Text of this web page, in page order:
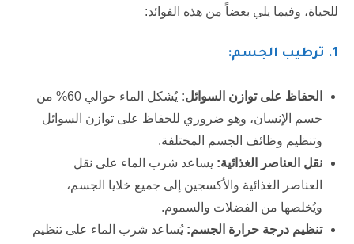
للحياة، وفيما يلي بعضاً من هذه الفوائد:
1. ترطيب الجسم:
الحفاظ على توازن السوائل:
يُشكل الماء حوالي 60% من
جسم الإنسان، وهو ضروري للحفاظ على توازن السوائل
وتنظيم وظائف الجسم المختلفة.
نقل العناصر الغذائية: يساعد شرب الماء على نقل
العناصر الغذائية والأكسجين إلى جميع خلايا الجسم،
ويُخلصها من الفضلات والسموم.
تنظيم درجة حرارة الجسم: يُساعد شرب الماء على تنظيم